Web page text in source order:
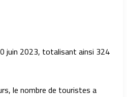
juin 2023, totalisant ainsi 324
le nombre de touristes a